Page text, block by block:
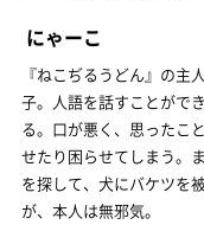
にゃーこ
『ねこぢるうどん』の主
子。人語を話すことがで
る。口が悪く、思ったこ
せたり困らせてしまう。
を探して、犬にバケツを
が、本人は無邪気。